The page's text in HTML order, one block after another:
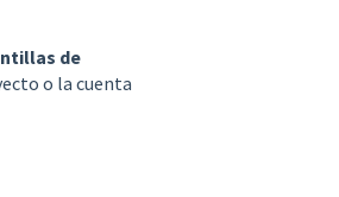
de
o la cuenta